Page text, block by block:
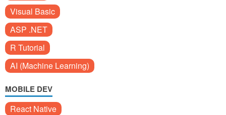
Visual Basic
ASP .NET
R Tutorial
AI (Machine Learning)
MOBILE DEV
React Native